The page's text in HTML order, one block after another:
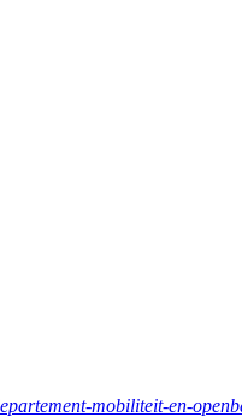
mobiliteit-en-